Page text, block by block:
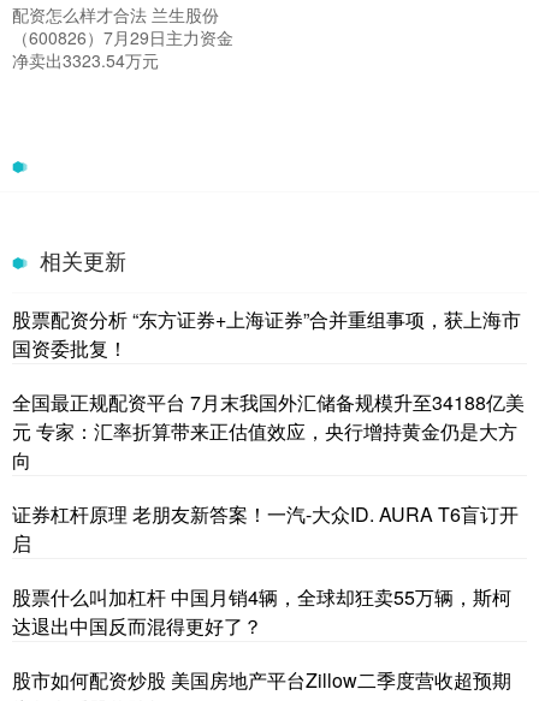
配资怎么样才合法 兰生股份
（600826）7月29日主力资金
净卖出3323.54万元
相关更新
股票配资分析 “东方证券+上海证券”合并重组事项，获上海市
国资委批复！
全国最正规配资平台 7月末我国外汇储备规模升至34188亿美
元 专家：汇率折算带来正估值效应，央行增持黄金仍是大方
向
证券杠杆原理 老朋友新答案！一汽-大众ID. AURA T6盲订开
启
股票什么叫加杠杆 中国月销4辆，全球却狂卖55万辆，斯柯
达退出中国反而混得更好了？
股市如何配资炒股 美国房地产平台Zillow二季度营收超预期